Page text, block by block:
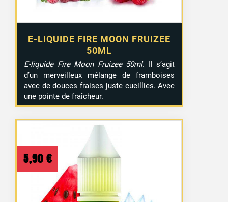
E-LIQUIDE FIRE MOON FRUIZEE
50ML
E-liquide Fire Moon Fruizee 50ml. Il s’agit
d’un merveilleux mélange de framboises
avec de douces fraises juste cueillies. Avec
une pointe de fraîcheur.
5,90 €